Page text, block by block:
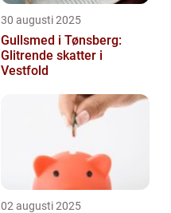
30 augusti 2025
Gullsmed i Tønsberg:
Glitrende skatter i
Vestfold
02 augusti 2025